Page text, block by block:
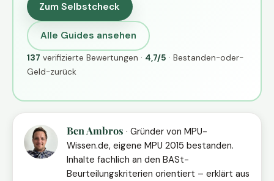
Zum Selbstcheck
Alle Guides ansehen
137 verifizierte Bewertungen · 4,7/5 · Bestanden-oder-
Geld-zurück
Ben Ambros · Gründer von MPU-
Wissen.de, eigene MPU 2015 bestanden.
Inhalte fachlich an den BASt-
Beurteilungskriterien orientiert – erklärt aus